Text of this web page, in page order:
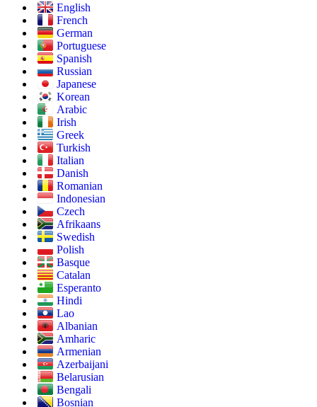
English
French
German
Portuguese
Spanish
Russian
Japanese
Korean
Arabic
Irish
Greek
Turkish
Italian
Danish
Romanian
Indonesian
Czech
Afrikaans
Swedish
Polish
Basque
Catalan
Esperanto
Hindi
Lao
Albanian
Amharic
Armenian
Azerbaijani
Belarusian
Bengali
Bosnian